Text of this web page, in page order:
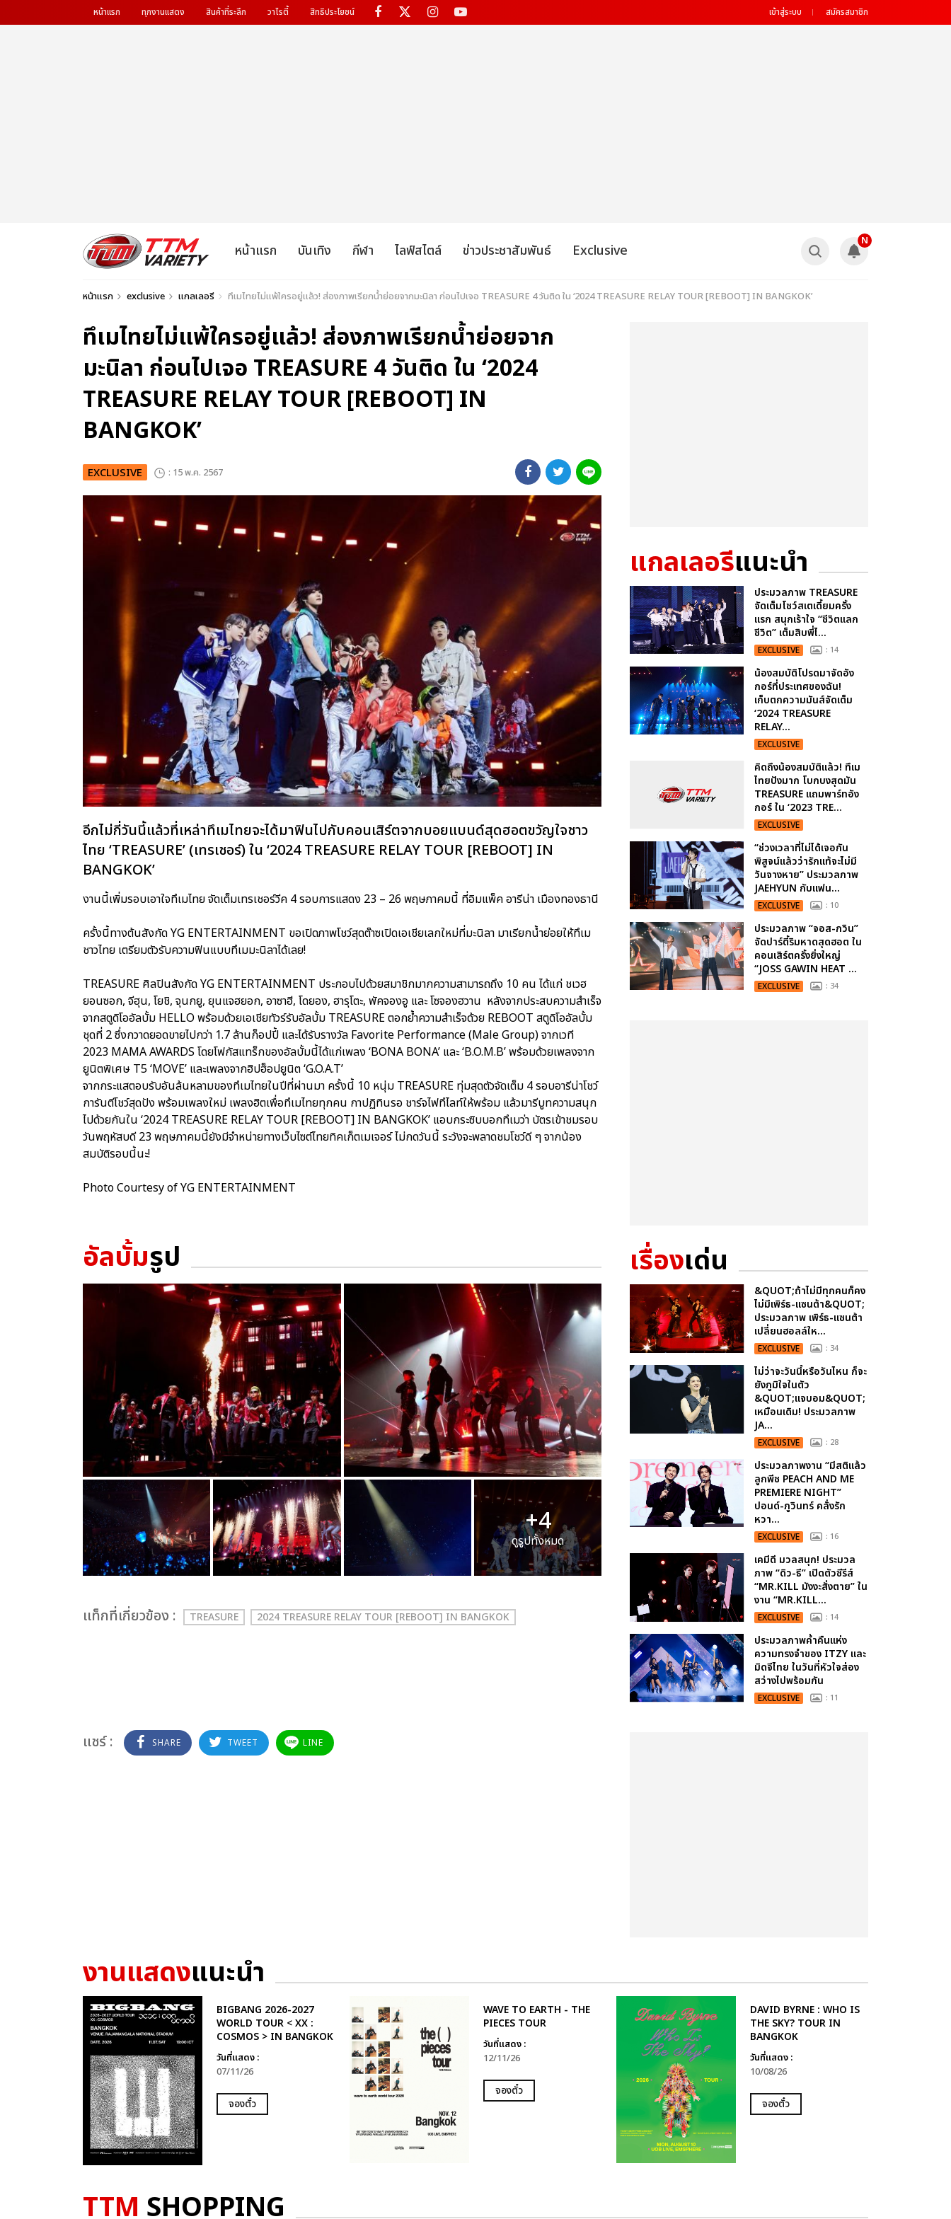
หน้าแรก ทุกงานแสดง สินค้าที่ระลึก วาไรตี้ สิทธิประโยชน์ เข้าสู่ระบบ สมัครสมาชิก
หน้าแรก บันเทิง กีฬา ไลฟ์สไตล์ ข่าวประชาสัมพันธ์ Exclusive
N
หน้าแรก exclusive แกลเลอรี ทึเมไทยไม่แพ้ใครอยู่แล้ว! ส่องภาพเรียกน้ำย่อยจากมะนิลา ก่อนไปเจอ TREASURE 4 วันติด ใน ‘2024 TREASURE RELAY TOUR [REBOOT] IN BANGKOK’
ทึเมไทยไม่แพ้ใครอยู่แล้ว! ส่องภาพเรียกน้ำย่อยจาก
มะนิลา ก่อนไปเจอ TREASURE 4 วันติด ใน ‘2024
TREASURE RELAY TOUR [REBOOT] IN
BANGKOK’
EXCLUSIVE : 15 พ.ค. 2567
อีกไม่กี่วันนี้แล้วที่เหล่าทึเมไทยจะได้มาฟินไปกับคอนเสิร์ตจากบอยแบนด์สุดฮอตขวัญใจชาว
ไทย ‘TREASURE’ (เทรเชอร์) ใน ‘2024 TREASURE RELAY TOUR [REBOOT] IN
BANGKOK’
งานนี้เพิ่มรอบเอาใจทึเมไทย จัดเต็มเทรเชอร์วีค 4 รอบการแสดง 23 – 26 พฤษภาคมนี้ ที่อิมแพ็ค อารีน่า เมืองทองธานี
ครั้งนี้ทางต้นสังกัด YG ENTERTAINMENT ขอเปิดภาพโชว์สุดต๊าซเปิดเอเชียเลกใหม่ที่มะนิลา มาเรียกน้ำย่อยให้ทึเม
ชาวไทย เตรียมตัวรับความฟินแบบทึเมมะนิลาได้เลย!
TREASURE ศิลปินสังกัด YG ENTERTAINMENT ประกอบไปด้วยสมาชิกมากความสามารถถึง 10 คน ได้แก่ ชเวฮ
ยอนซอก, จีฮุน, โยชิ, จุนกยู, ยุนแจฮยอก, อาซาฮี, โดยอง, ฮารุโตะ, พัคจองอู และ โซจองฮวาน หลังจากประสบความสำเร็จ
จากสตูดิโออัลบั้ม HELLO พร้อมด้วยเอเชียทัวร์รับอัลบั้ม TREASURE ตอกย้ำความสำเร็จด้วย REBOOT สตูดิโออัลบั้ม
ชุดที่ 2 ซึ่งกวาดยอดขายไปกว่า 1.7 ล้านก็อปปี้ และได้รับรางวัล Favorite Performance (Male Group) จากเวที
2023 MAMA AWARDS โดยโฟกัสแทร็กของอัลบั้มนี้ได้แก่เพลง ‘BONA BONA’ และ ‘B.O.M.B’ พร้อมด้วยเพลงจาก
ยูนิตพิเศษ T5 ‘MOVE’ และเพลงจากฮิปฮ็อปยูนิต ‘G.O.A.T’
จากกระแสตอบรับอันล้นหลามของทึเมไทยในปีที่ผ่านมา ครั้งนี้ 10 หนุ่ม TREASURE ทุ่มสุดตัวจัดเต็ม 4 รอบอารีน่าโชว์
การันตีโชว์สุดปัง พร้อมเพลงใหม่ เพลงฮิตเพื่อทึเมไทยทุกคน กาปฏิทินรอ ชาร์จไฟทึไลท์ให้พร้อม แล้วมารีบูทความสนุก
ไปด้วยกันใน ‘2024 TREASURE RELAY TOUR [REBOOT] IN BANGKOK’ แอบกระซิบบอกทึเมว่า บัตรเข้าชมรอบ
วันพฤหัสบดี 23 พฤษภาคมนี้ยังมีจำหน่ายทางเว็บไซต์ไทยทิคเก็ตเมเจอร์ ไม่กดวันนี้ ระวังจะพลาดชมโชว์ดี ๆ จากน้อง
สมบัติรอบนี้นะ!
Photo Courtesy of YG ENTERTAINMENT
อัลบั้มรูป
+4
ดูรูปทั้งหมด
เเท็กที่เกี่ยวข้อง : TREASURE 2024 TREASURE RELAY TOUR [REBOOT] IN BANGKOK
แชร์ : SHARE TWEET LINE
แกลเลอรีแนะนำ
ประมวลภาพ TREASURE
จัดเต็มโชว์สเตเดี้ยมครั้ง
แรก สนุกเร้าใจ “ชีวิตแลก
ชีวิต” เต็มสิบพี่ไ...
EXCLUSIVE : 14
น้องสมบัติโปรดมาจัดอัง
กอร์ที่ประเทศของฉัน!
เก็บตกความมันส์จัดเต็ม
‘2024 TREASURE
RELAY...
EXCLUSIVE
คิดถึงน้องสมบัติแล้ว! ทึเม
ไทยปังมาก โบกบงสุดมัน
TREASURE แถมพาร์ทอัง
กอร์ ใน ‘2023 TRE...
EXCLUSIVE
“ช่วงเวลาที่ไม่ได้เจอกัน
พิสูจน์แล้วว่ารักแท้จะไม่มี
วันจางหาย” ประมวลภาพ
JAEHYUN กับแฟน...
EXCLUSIVE : 10
ประมวลภาพ “จอส-กวิน”
จัดปาร์ตี้ริมหาดสุดฮอต ใน
คอนเสิร์ตครั้งยิ่งใหญ่
“JOSS GAWIN HEAT ...
EXCLUSIVE : 34
เรื่องเด่น
&QUOT;ถ้าไม่มีทุกคนก็คง
ไม่มีเพิร์ธ-แซนต้า&QUOT;
ประมวลภาพ เพิร์ธ-แซนต้า
เปลี่ยนฮอลล์ให...
EXCLUSIVE : 34
ไม่ว่าจะวันนี้หรือวันไหน ก็จะ
ยังภูมิใจในตัว
&QUOT;แจบอม&QUOT;
เหมือนเดิม! ประมวลภาพ
JA...
EXCLUSIVE : 28
ประมวลภาพงาน “มีสติแล้ว
ลูกพีช PEACH AND ME
PREMIERE NIGHT”
ปอนด์-ภูวินทร์ คลั่งรัก
หวา...
EXCLUSIVE : 16
เคมีดี มวลสนุก! ประมวล
ภาพ “ดิว-ธี” เปิดตัวซีรีส์
“MR.KILL มังงะสั่งตาย” ใน
งาน “MR.KILL...
EXCLUSIVE : 14
ประมวลภาพค่ำคืนแห่ง
ความทรงจำของ ITZY และ
มิดจีไทย ในวันที่หัวใจส่อง
สว่างไปพร้อมกัน
EXCLUSIVE : 11
งานแสดงแนะนำ
BIGBANG 2026-2027
WORLD TOUR < XX :
COSMOS > IN BANGKOK
วันที่แสดง :
07/11/26
จองตั๋ว
WAVE TO EARTH - THE
PIECES TOUR
วันที่แสดง :
12/11/26
จองตั๋ว
DAVID BYRNE : WHO IS
THE SKY? TOUR IN
BANGKOK
วันที่แสดง :
10/08/26
จองตั๋ว
TTM SHOPPING